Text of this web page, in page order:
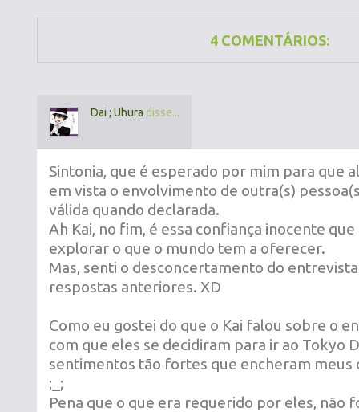
4 COMENTÁRIOS:
Dai ; Uhura disse...
Sintonia, que é esperado por mim para que
em vista o envolvimento de outra(s)
válida quando declarada.
Ah Kai, no fim, é essa confiança inocente
explorar o que o mundo tem a oferecer.
Mas, senti o desconcertamento do
respostas anteriores. XD
Como eu gostei do que o Kai falou sobre o
com que eles se decidiram para ir ao Tokyo
sentimentos tão fortes que encheram meus
;_;
Pena que o que era requerido por eles, não